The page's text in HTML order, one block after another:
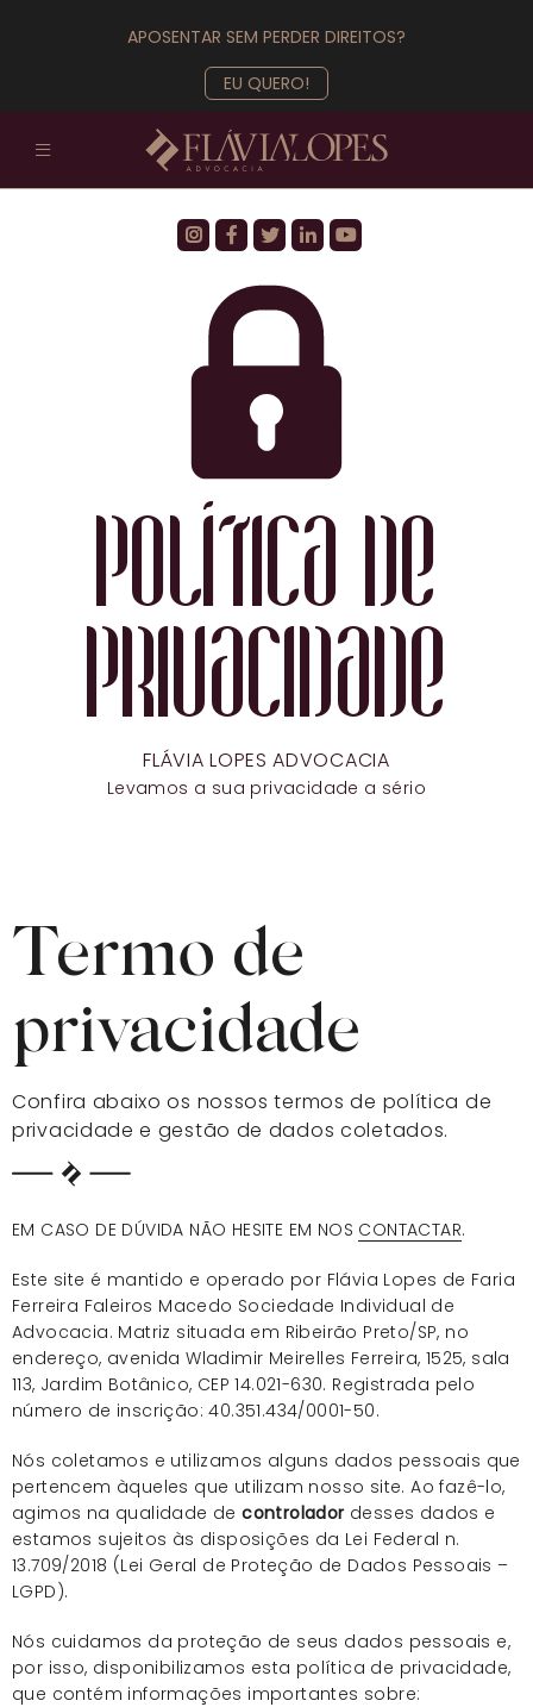
APOSENTAR SEM PERDER DIREITOS?
EU QUERO!
POLÍTICA DE
PRIVACIDADE
FLÁVIA LOPES ADVOCACIA
Levamos a sua privacidade a sério
Termo de
privacidade
Confira abaixo os nossos termos de política de
privacidade e gestão de dados coletados.
EM CASO DE DÚVIDA NÃO HESITE EM NOS CONTACTAR.
Este site é mantido e operado por Flávia Lopes de Faria
Ferreira Faleiros Macedo Sociedade Individual de
Advocacia. Matriz situada em Ribeirão Preto/SP, no
endereço, avenida Wladimir Meirelles Ferreira, 1525, sala
113, Jardim Botânico, CEP 14.021-630. Registrada pelo
número de inscrição: 40.351.434/0001-50.
Nós coletamos e utilizamos alguns dados pessoais que
pertencem àqueles que utilizam nosso site. Ao fazê-lo,
agimos na qualidade decontrolador desses dados e
estamos sujeitos às disposições da Lei Federal n.
13.709/2018 (Lei Geral de Proteção de Dados Pessoais –
LGPD).
Nós cuidamos da proteção de seus dados pessoais e,
por isso, disponibilizamos esta política de privacidade,
que contém informações importantes sobre: